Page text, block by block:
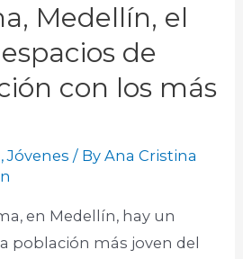
Medellín, el
de
con los más
,Jóvenes / ByAna Cristina
en Medellín, hay un
población más joven del